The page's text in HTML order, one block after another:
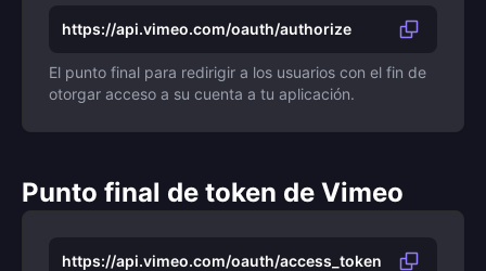
https://api.vimeo.com/oauth/authorize
El punto final para redirigir a los usuarios con el fin de
otorgar acceso a su cuenta a tu aplicación.
Punto final de token de Vimeo
https://api.vimeo.com/oauth/access_token